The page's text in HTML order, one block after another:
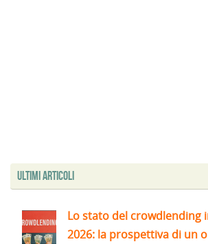
Ultimi articoli
Lo stato del crowdlending
2026: la prospettiva di un